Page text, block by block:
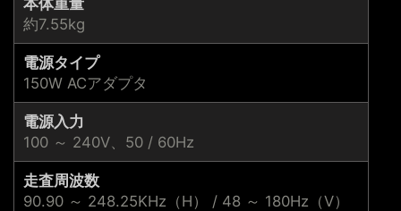
約7.55kg
電源タイプ
150W ACアダプタ
電源入力
100 ～ 240V、50 / 60Hz
走査周波数
90.90 ～ 248.25KHz（H） / 48 ～ 180Hz（V）